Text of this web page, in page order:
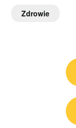
Zdrowie
Nawigacja